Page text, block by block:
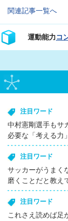
関連記事一覧へ
運動能力コ
注目ワード
中村憲剛選手もサ
必要な「考える力
注目ワード
サッカーがうまく
磨くことだと教え
注目ワード
これさえ読めば足